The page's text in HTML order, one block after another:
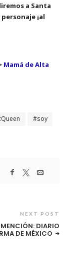
a Santa
¡al
Mamá de Alta
soy
NEXT POST
MENCIÓN: DIARIO
DE MÉXICO